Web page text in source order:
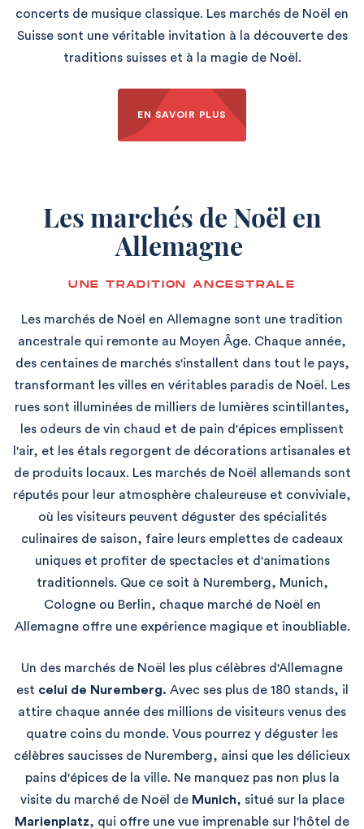
concerts de musique classique. Les marchés de Noël en
Suisse sont une véritable invitation à la découverte des
traditions suisses et à la magie de Noël.
EN SAVOIR PLUS
Les marchés de Noël en
Allemagne
UNE TRADITION ANCESTRALE
Les marchés de Noël en Allemagne sont une tradition
ancestrale qui remonte au Moyen Âge. Chaque année,
des centaines de marchés s'installent dans tout le pays,
transformant les villes en véritables paradis de Noël. Les
rues sont illuminées de milliers de lumières scintillantes,
les odeurs de vin chaud et de pain d'épices emplissent
l'air, et les étals regorgent de décorations artisanales et
de produits locaux. Les marchés de Noël allemands sont
réputés pour leur atmosphère chaleureuse et conviviale,
où les visiteurs peuvent déguster des spécialités
culinaires de saison, faire leurs emplettes de cadeaux
uniques et profiter de spectacles et d'animations
traditionnels. Que ce soit à Nuremberg, Munich,
Cologne ou Berlin, chaque marché de Noël en
Allemagne offre une expérience magique et inoubliable.
Un des marchés de Noël les plus célèbres d'Allemagne
est celui de Nuremberg. Avec ses plus de 180 stands, il
attire chaque année des millions de visiteurs venus des
quatre coins du monde. Vous pourrez y déguster les
célèbres saucisses de Nuremberg, ainsi que les délicieux
pains d'épices de la ville. Ne manquez pas non plus la
visite du marché de Noël deMunich, situé sur la place
Marienplatz, qui offre une vue imprenable sur l'hôtel de